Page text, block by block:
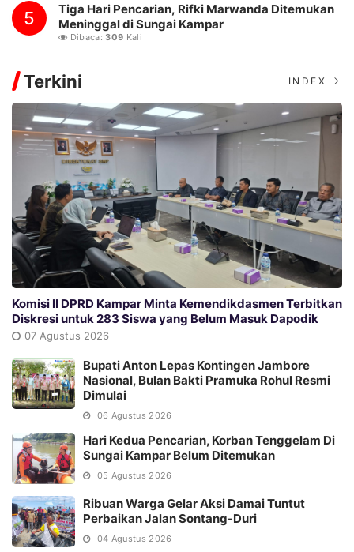
5
Tiga Hari Pencarian, Rifki Marwanda Ditemukan
Meninggal di Sungai Kampar
Dibaca:309 Kali
Terkini INDEX
Komisi II DPRD Kampar Minta Kemendikdasmen Terbitkan
Diskresi untuk 283 Siswa yang Belum Masuk Dapodik
07 Agustus 2026
Bupati Anton Lepas Kontingen Jambore
Nasional, Bulan Bakti Pramuka Rohul Resmi
Dimulai
06 Agustus 2026
Hari Kedua Pencarian, Korban Tenggelam Di
Sungai Kampar Belum Ditemukan
05 Agustus 2026
Ribuan Warga Gelar Aksi Damai Tuntut
Perbaikan Jalan Sontang-Duri
04 Agustus 2026